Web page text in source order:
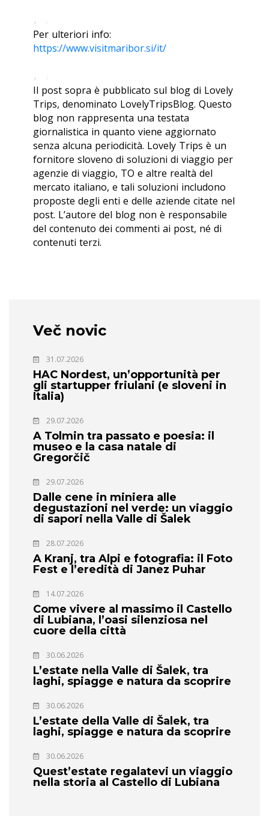
Per ulteriori info:
https://www.visitmaribor.si/it/
Il post sopra è pubblicato sul blog di Lovely
Trips, denominato LovelyTripsBlog. Questo
blog non rappresenta una testata
giornalistica in quanto viene aggiornato
senza alcuna periodicità. Lovely Trips è un
fornitore sloveno di soluzioni di viaggio per
agenzie di viaggio, TO e altre realtà del
mercato italiano, e tali soluzioni includono
proposte degli enti e delle aziende citate nel
post. L’autore del blog non è responsabile
del contenuto dei commenti ai post, né di
contenuti terzi.
Več novic
31.07.2026
HAC Nordest, un’opportunità per
gli startupper friulani (e sloveni in
Italia)
29.07.2026
A Tolmin tra passato e poesia: il
museo e la casa natale di
Gregorčič
29.07.2026
Dalle cene in miniera alle
degustazioni nel verde: un viaggio
di sapori nella Valle di Šalek
28.07.2026
A Kranj, tra Alpi e fotografia: il Foto
Fest e l’eredità di Janez Puhar
14.07.2026
Come vivere al massimo il Castello
di Lubiana, l’oasi silenziosa nel
cuore della città
30.06.2026
L’estate nella Valle di Šalek, tra
laghi, spiagge e natura da scoprire
30.06.2026
L’estate della Valle di Šalek, tra
laghi, spiagge e natura da scoprire
30.06.2026
Quest’estate regalatevi un viaggio
nella storia al Castello di Lubiana